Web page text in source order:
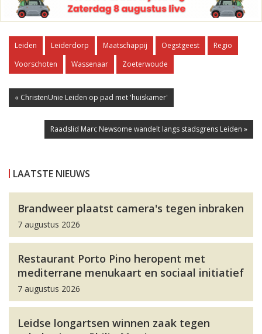
Leiden Leiderdorp Maatschappij Oegstgeest
Regio
Voorschoten
Wassenaar Zoeterwoude
« ChristenUnie Leiden op pad met 'huiskamer'
Raadslid Marc Newsome wandelt langs stadsgrens Leiden »
LAATSTE NIEUWS
Brandweer plaatst camera's tegen inbraken
7 augustus 2026
Restaurant Porto Pino heropent met
mediterrane menukaart en sociaal initiatief
7 augustus 2026
Leidse longartsen winnen zaak tegen